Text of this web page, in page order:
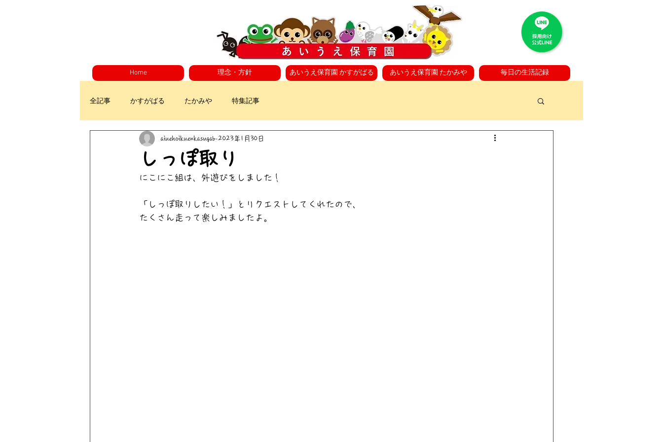
Home 理念・方針 あいうえ保育園 かすがばる あいうえ保育園 たかみや 毎日の生活記録
全記事 かすがばる たかみや 特集記事
しっぽ取り
aiuehoikuenkasugab 2023年1月30日
にこにこ組は、外遊びをしました！
「しっぽ取りしたい！」とリクエストしてくれたので、
たくさん走って楽しみましたよ。